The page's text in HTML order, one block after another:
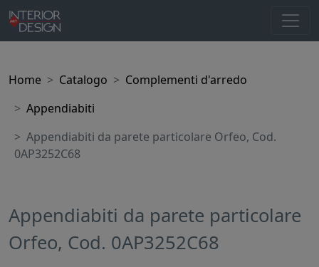
Home Catalogo
Complementi d'arredo
Appendiabiti
Appendiabiti da parete particolare Orfeo, Cod.
0AP3252C68
Appendiabiti da parete particolare
Orfeo, Cod. 0AP3252C68